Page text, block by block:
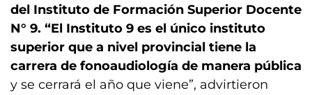
del Instituto de Formación Superior Docente
N° 9. “El Instituto 9 es el único instituto
superior que a nivel provincial tiene la
carrera de fonoaudiología de manera pública
y se cerrará el año que viene”, advirtieron